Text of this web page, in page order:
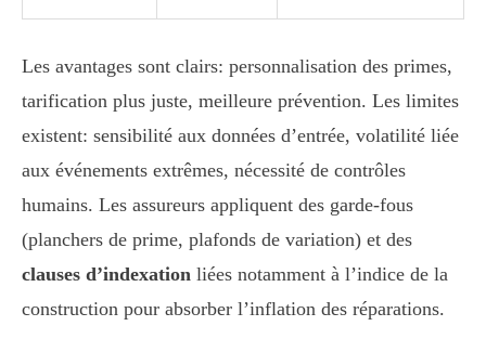
Les avantages sont clairs: personnalisation des primes,
tarification plus juste, meilleure prévention. Les limites
existent: sensibilité aux données d’entrée, volatilité liée
aux événements extrêmes, nécessité de contrôles
humains. Les assureurs appliquent des garde-fous
(planchers de prime, plafonds de variation) et des
clauses d’indexation liées notamment à l’indice de la
construction pour absorber l’inflation des réparations.